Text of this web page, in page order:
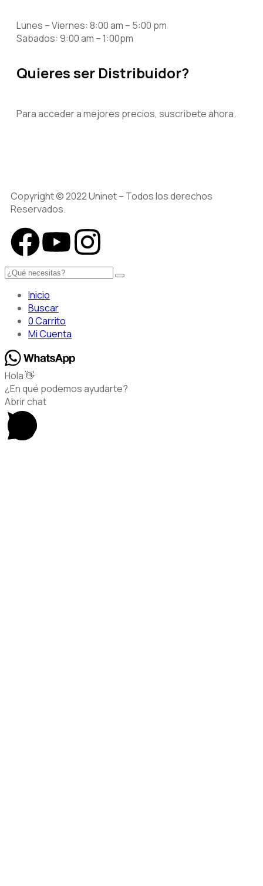
Lunes – Viernes: 8:00 am – 5:00 pm
Sabados: 9:00 am – 1:00pm
Quieres ser Distribuidor?
Para acceder a mejores precios, suscribete ahora.
Copyright © 2022 Uninet – Todos los derechos
Reservados.
Inicio
Buscar
0Carrito
Mi Cuenta
Hola 👋
¿En qué podemos ayudarte?
Abrir chat